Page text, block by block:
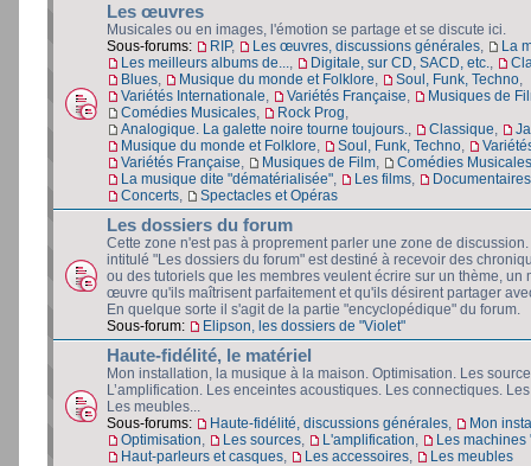
Les œuvres
Musicales ou en images, l'émotion se partage et se discute ici.
Sous-forums:
RIP, Les œuvres, discussions générales
La
Les meilleurs albums de...
Digitale, sur CD, SACD, etc.
Blues
Musique du monde et Folklore Soul, Funk, Techno
Variétés Internationale
Variétés Française
Musiques de
Comédies Musicales
Rock Prog
Analogique. La galette noire tourne toujours.
Classique
Musique du monde et Folklore
Soul, Funk, Techno
Variétés Française
Musiques de Film
Comédies Musicales
La musique dite "dématérialisée"
Les films
Concerts
Spectacles et Opéras
Les dossiers du forum
Cette zone n'est pas à proprement parler une zone de
intitulé "Les dossiers du forum" est destiné à recevoir des
ou des tutoriels que les membres veulent écrire sur un thème, un
œuvre qu'ils maîtrisent parfaitement et qu'ils désirent partager
En quelque sorte il s'agit de la partie "encyclopédique" du forum.
Sous-forum:
Elipson, les dossiers de "Violet"
Haute-fidélité, le matériel
Mon installation, la musique à la maison. Optimisation. Les
L’amplification. Les enceintes acoustiques. Les connectiques.
Les meubles...
Sous-forums:
Haute-fidélité, discussions générales
Mon
Optimisation
Les sources L'amplification
Les machines
Haut-parleurs et casques
Les accessoires Les meubles